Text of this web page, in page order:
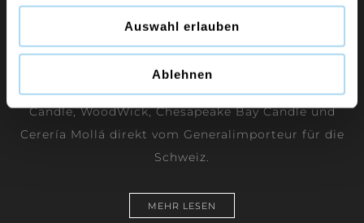
Auswahl erlauben
Ablehnen
Candle, WoodWick, Chesapeake Bay Candle und
Cerería Mollá direkt vom Generalimporteur für die
Schweiz.
MEHR LESEN